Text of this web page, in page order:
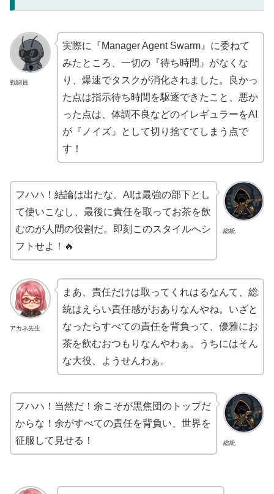
戦闘員
実際に『Manager Agent Swarm』に委ねて
みたところ、一切の『待ち時間』がなくな
り、爆速でタスクが消化されました。良かっ
た点は指示待ち時間を駆逐できたこと、悪か
った点は、体調不良などのイレギュラーをAI
が『ノイズ』として切り捨ててしまう点で
す！
総統
フハハ！結論は出たな。AIは最強の部下とし
て使いこなし、最後に責任を取ってお茶を飲
むのが人間の役割だ。即刻このスタイルへシ
フトせよ！🔥
アカネ先生
まあ、責任だけは取ってくれはるなんて、総
統はえらい責任感がおありなんやね。いざと
なったらすべての責任を背負って、優雅にお
茶を飲むおつもりなんやわぁ。うちにはそん
な大役、ようせんわぁ。
総統
フハハ！当然だ！余こそが黒焦団のトップだ
からな！余がすべての責任を背負い、世界を
征服して見せる！